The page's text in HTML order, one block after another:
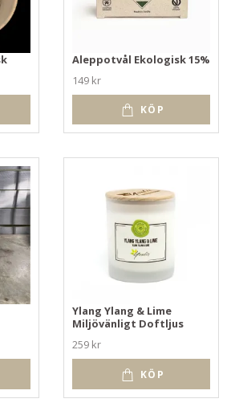
Aleppotvål Ekologisk 15%
149 kr
KÖP
Ylang Ylang & Lime
Miljövänligt Doftljus
259 kr
KÖP